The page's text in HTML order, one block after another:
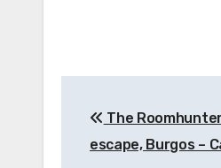
de
The
escape, Burgos –